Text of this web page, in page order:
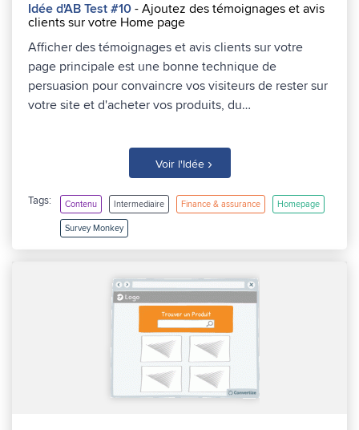
Idée d'AB Test #10 - Ajoutez des témoignages et avis
clients sur votre Home page
Afficher des témoignages et avis clients sur votre
page principale est une bonne technique de
persuasion pour convaincre vos visiteurs de rester sur
votre site et d'acheter vos produits, du…
Voir l'Idée ›
Tags: Contenu Intermediaire Finance & assurance Homepage
Survey Monkey